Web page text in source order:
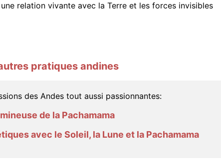
relation vivante avec la Terre et les forces invisibles
pratiques andines
des Andes tout aussi passionnantes:
de la Pachamama
avec le Soleil, la Lune et la Pachamama